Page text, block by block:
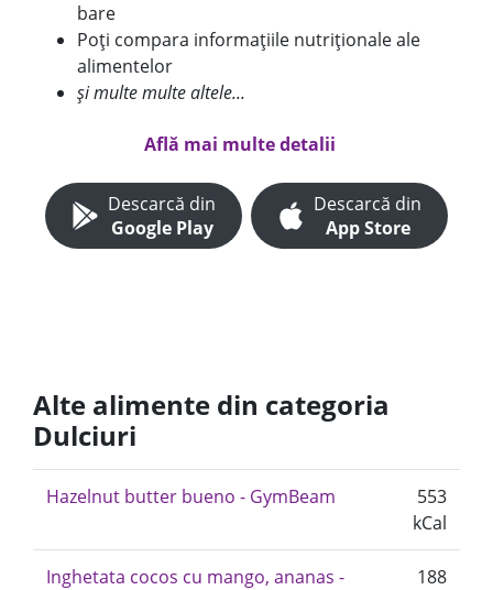
bare
Poți compara informațiile nutriționale ale
alimentelor
și multe multe altele...
Află mai multe detalii
Descarcă din
Google Play
Descarcă din
App Store
Alte alimente din categoria
Dulciuri
Hazelnut butter bueno - GymBeam
553
kCal
Inghetata cocos cu mango, ananas -
188